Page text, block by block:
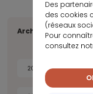
Archives
2026 2025
Des
des cookies
(réseaux
Pour
consultez